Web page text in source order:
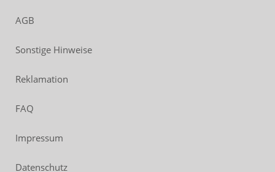
AGB
Sonstige Hinweise
Reklamation
FAQ
Impressum
Datenschutz